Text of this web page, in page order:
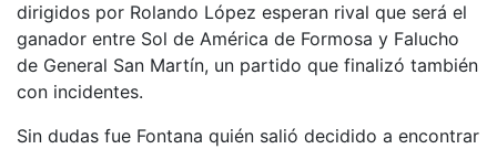
dirigidos por Rolando López esperan rival que será el
ganador entre Sol de América de Formosa y Falucho
de General San Martín, un partido que finalizó también
con incidentes.
Sin dudas fue Fontana quién salió decidido a encontrar